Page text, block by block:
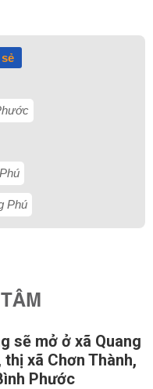
Phú
sẽ mở ở xã Quang
thị xã Chơn Thành,
Phước